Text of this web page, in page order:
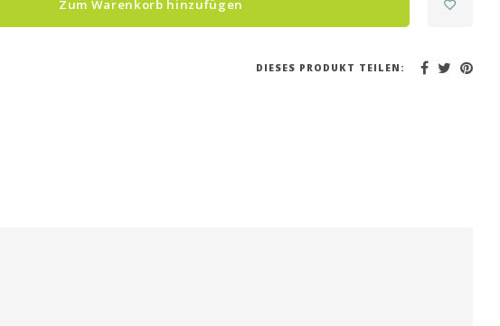
Zum Warenkorb hinzufügen
DIESES PRODUKT TEILEN: